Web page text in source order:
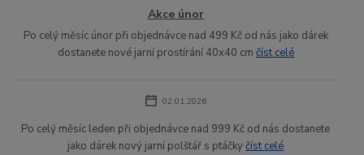
Akce únor
Po celý měsíc únor při objednávce nad 499 Kč od nás jako dárek
dostanete nové jarní prostírání 40x40 cm číst celé
02.01.2026
Po celý měsíc leden při objednávce nad 999 Kč od nás dostanete
jako dárek nový jarní polštář s ptáčkyčíst celé